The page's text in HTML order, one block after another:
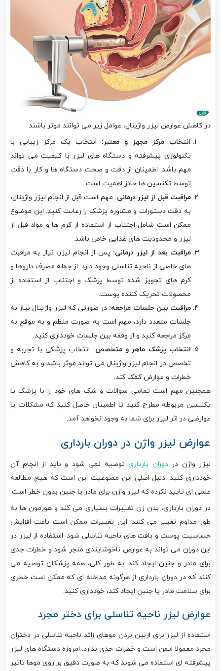
در کاهش عوارض لیزر واژینال، عوامل زیر می توانند موثر باشند:
انتخاب مرکز مجهز و معتبر: انتخاب یک مرکز زیبایی با
تکنولوژی پیشرفته و دستگاه های لیزر با کیفیت می تواند
مهم باشد. اطمینان از دقت و صحت دستگاه ها و کار با دقت
توسط تکنسین ها حائز اهمیت است.
مراقبت قبل از لیزر درمانی: مهم است قبل از انجام لیزر واژینال،
به دقت دستورات و مشاوره پزشک را رعایت کنید. این موضوع
ممکن است شامل اجتناب از استفاده از کرم ها و مواد قبل از
لیزر و محدودیت های غذایی خاص باشد.
مراقبت بعد از لیزر درمانی: پس از انجام لیزر، نیاز به مراقبت
های خاصی از ناحیه تناسلی وجود دارد. از جمله مصرف داروها و
کرم های تجویز شده توسط پزشک و اجتناب از استفاده از
محصولات تحریک کننده پوست.
مراقبت بین جلسات مراجعه: در صورتی که لیزر واژینال نیاز به
جلسات متعدد دارد، مهم است به صورت منظم و به موقع به
مرکز مراجعه کنید و از وقفه بین جلسات خودداری کنید.
انتخاب پزشک ماهر و متخصص: انتخاب پزشکی با تجربه و
تخصص در انجام لیزر واژینال می تواند موثر باشد و به کاهش
خطرات و عوارض کمک کند.
همچنین مهم است تمامی سوالات و شک های خود را با پزشک یا
تکنسین مربوطه مطرح کنید تا اطمینان حاصل کنید که مشکلات یا
عوارضی در اثر لیزر برای شما به وجود نخواهد آمد.
عوارض لیزر واژن در دوران بارداری
لیزر واژن دردوران بارداری توصیه نمی شود و باید از انجام آن
خودداری کنید. دلیل اصلی این ممنوعیت این است که هیچ مطالعه
علمی ای تایید نکرده که لیزر واژن برای مادر یا جنین بدون خطر است.
در دوران بارداری، بدن زن تغییرات بسیاری می کند و هورمون ها به
طور مداوم تغییر می کنند. این تغییرات ممکن است باعث افزایش
حساسیت پوست و بافت های ناحیه تناسلی شود. استفاده از لیزر در
این دوران می تواند به عوارض ناخوشایندی منجر شود و خطرات جدی
برای مادر و جنین ایجاد کند. به طور کلی، همه پزشکان توصیه می
کنند که در دوران بارداری از هرگونه مداخله ای که ممکن است خطری
برای سلامت مادر یا جنین ایجاد کند، خودداری کنید.
عوارض لیزر ناحیه تناسلی برای دختر مجرد
استفاده از لیزر برای ازبین بردن موهای زائد ناحیه تناسلی در دختران
مجرد معمولا ایمن است و خطرات جدی ندارد. امروزه دستگاه های لیزر
پیشرفته ای استفاده می شوند که به صورت دقیق بر روی موها تاثیر